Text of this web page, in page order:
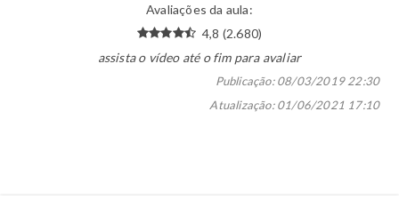
Avaliações da aula:
4,8 (2.680)
assista o vídeo até o fim para avaliar
Publicação:08/03/2019 22:30
Atualização:01/06/2021 17:10